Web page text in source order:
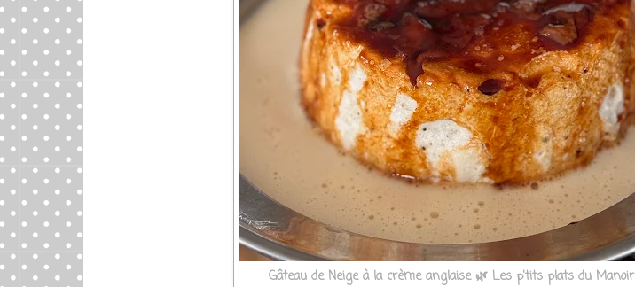
Gâteau de Neige à la crème anglaise 🌿 Les p'tits plats du Manoir